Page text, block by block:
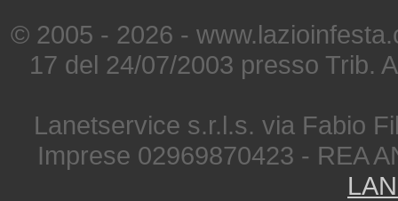
© 2005 - 2026 -
17 del 24/07/2003 presso Trib.
Lanetservice s.r.l.s. via Fabio
Imprese 02969870423 - REA